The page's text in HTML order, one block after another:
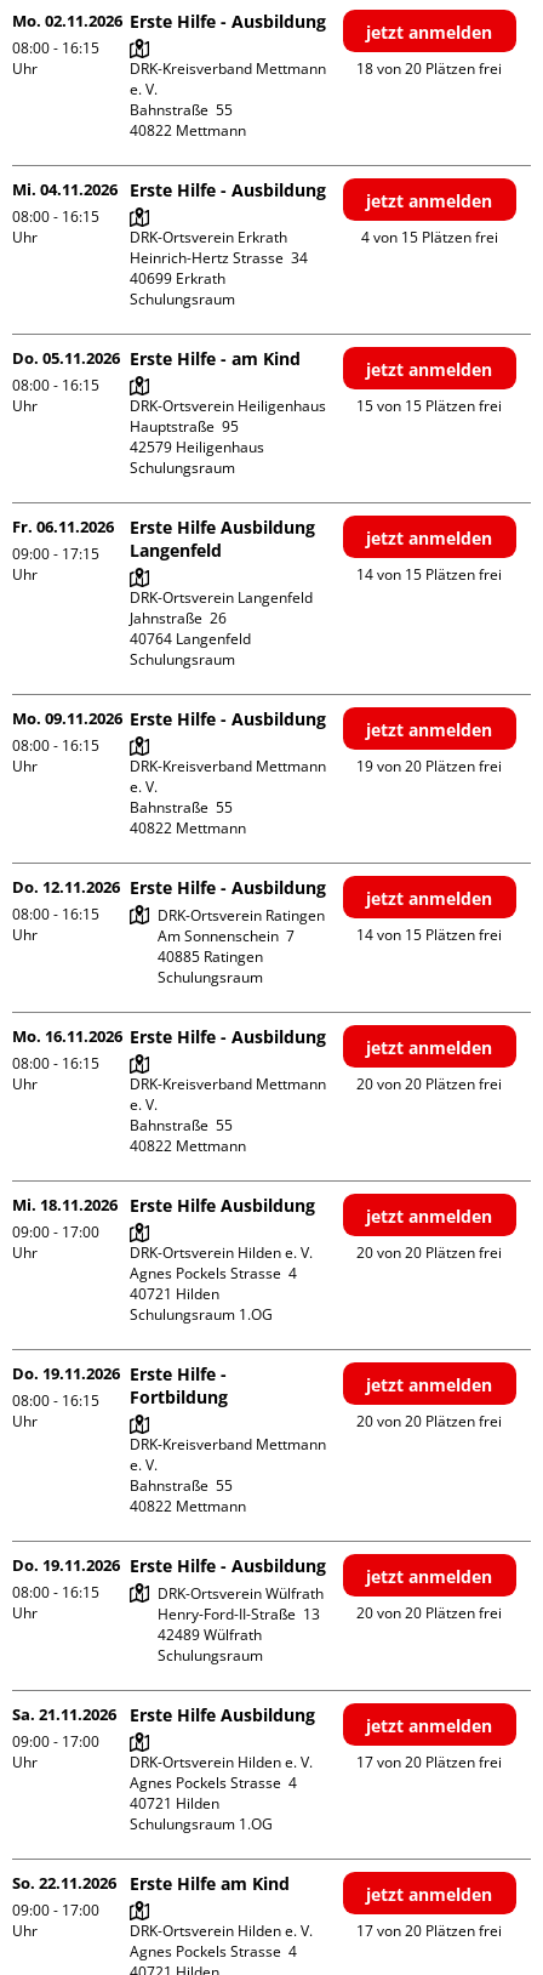
Mo. 02.11.2026
08:00 - 16:15
Uhr
Erste Hilfe - Ausbildung
DRK-Kreisverband Mettmann
e. V.
Bahnstraße  55
jetzt anmelden
18 von 20 Plätzen frei
Mi. 04.11.2026
08:00 - 16:15
Uhr
Erste Hilfe - Ausbildung
DRK-Ortsverein Erkrath
Heinrich-Hertz Strasse  34
40699 Erkrath
Schulungsraum
jetzt anmelden
4 von 15 Plätzen frei
Do. 05.11.2026
08:00 - 16:15
Uhr
Erste Hilfe - am Kind
DRK-Ortsverein Heiligenhaus
Hauptstraße  95
42579 Heiligenhaus
Schulungsraum
jetzt anmelden
15 von 15 Plätzen frei
Fr. 06.11.2026
09:00 - 17:15
Uhr
Erste Hilfe Ausbildung
Langenfeld
DRK-Ortsverein Langenfeld
Jahnstraße  26
40764 Langenfeld
Schulungsraum
jetzt anmelden
14 von 15 Plätzen frei
Mo. 09.11.2026
08:00 - 16:15
Uhr
Erste Hilfe - Ausbildung
DRK-Kreisverband Mettmann
e. V.
Bahnstraße  55
jetzt anmelden
19 von 20 Plätzen frei
Do. 12.11.2026
08:00 - 16:15
Uhr
Erste Hilfe - Ausbildung
DRK-Ortsverein Ratingen
Am Sonnenschein  7
40885 Ratingen
Schulungsraum
jetzt anmelden
14 von 15 Plätzen frei
Mo. 16.11.2026
08:00 - 16:15
Uhr
Erste Hilfe - Ausbildung
DRK-Kreisverband Mettmann
e. V.
Bahnstraße  55
jetzt anmelden
20 von 20 Plätzen frei
Mi. 18.11.2026
09:00 - 17:00
Uhr
Erste Hilfe Ausbildung
DRK-Ortsverein Hilden e. V.
Agnes Pockels Strasse  4
40721 Hilden
Schulungsraum 1.OG
jetzt anmelden
20 von 20 Plätzen frei
Do. 19.11.2026
08:00 - 16:15
Uhr
Erste Hilfe -
Fortbildung
DRK-Kreisverband Mettmann
e. V.
Bahnstraße  55
jetzt anmelden
20 von 20 Plätzen frei
Do. 19.11.2026
08:00 - 16:15
Uhr
Erste Hilfe - Ausbildung
DRK-Ortsverein Wülfrath
Henry-Ford-II-Straße  13
42489 Wülfrath
Schulungsraum
jetzt anmelden
20 von 20 Plätzen frei
Sa. 21.11.2026
09:00 - 17:00
Uhr
Erste Hilfe Ausbildung
DRK-Ortsverein Hilden e. V.
Agnes Pockels Strasse  4
40721 Hilden
Schulungsraum 1.OG
jetzt anmelden
17 von 20 Plätzen frei
So. 22.11.2026
09:00 - 17:00
Uhr
Erste Hilfe am Kind
DRK-Ortsverein Hilden e. V.
Agnes Pockels Strasse  4
jetzt anmelden
17 von 20 Plätzen frei